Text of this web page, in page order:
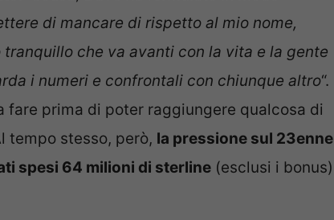
di mancare di rispetto al mio nome,
che va avanti con la vita e la gente
i numeri e confrontali con chiunque altro“.
fare prima di poter raggiungere qualcosa di
tempo stesso, però, la pressione sul 23enne
spesi 64 milioni di sterline (esclusi i bonus)